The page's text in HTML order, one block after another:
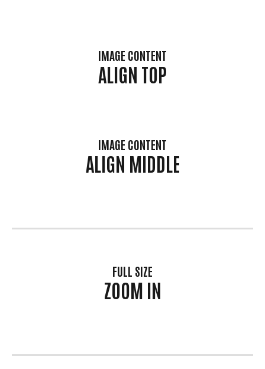
IMAGE CONTENT
ALIGN TOP
IMAGE CONTENT
ALIGN MIDDLE
FULL SIZE
ZOOM IN